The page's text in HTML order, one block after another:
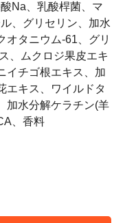
Na、乳酸桿菌、マ
、グリセリン、加水
オタニウム-61、グリ
、ムクロジ果皮エキ
イチゴ根エキス、加
エキス、ワイルドタ
加水分解ケラチン(羊
、香料